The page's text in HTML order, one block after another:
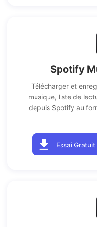
Spotify
Télécharger et
musique, liste de
depuis Spotify au
Essai Gratuit